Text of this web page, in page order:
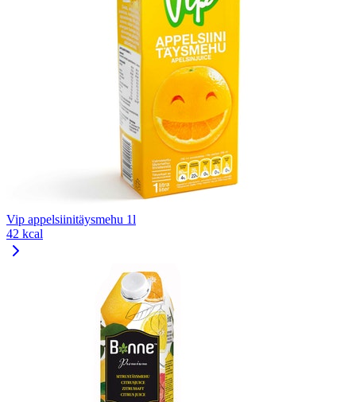
Vip appelsiinitäysmehu 1l
42 kcal